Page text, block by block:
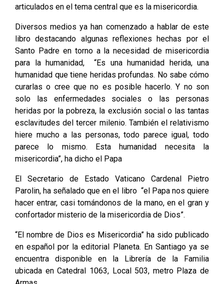
articulados en el tema central que es la misericordia.
Diversos medios ya han comenzado a hablar de este
libro destacando algunas reflexiones hechas por el
Santo Padre en torno a la necesidad de misericordia
para la humanidad, “Es una humanidad herida, una
humanidad que tiene heridas profundas. No sabe cómo
curarlas o cree que no es posible hacerlo. Y no son
solo las enfermedades sociales o las personas
heridas por la pobreza, la exclusión social o las tantas
esclavitudes del tercer milenio. También el relativismo
hiere mucho a las personas, todo parece igual, todo
parece lo mismo. Esta humanidad necesita la
misericordia”, ha dicho el Papa
El Secretario de Estado Vaticano Cardenal Pietro
Parolin, ha señalado que en el libro “el Papa nos quiere
hacer entrar, casi tomándonos de la mano, en el gran y
confortador misterio de la misericordia de Dios”.
“El nombre de Dios es Misericordia” ha sido publicado
en español por la editorial Planeta. En Santiago ya se
encuentra disponible en la Librería de la Familia
ubicada en Catedral 1063, Local 503, metro Plaza de